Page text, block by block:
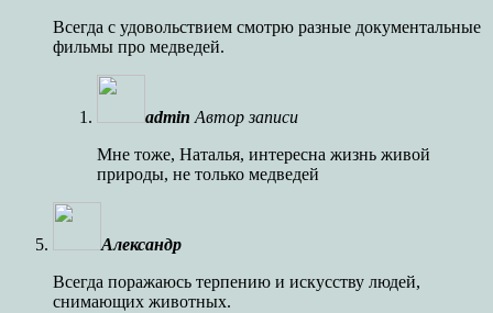
Всегда с удовольствием смотрю разные документальные
фильмы про медведей.
admin Автор записи
Мне тоже, Наталья, интересна жизнь живой
природы, не только медведей
Александр
Всегда поражаюсь терпению и искусству людей,
снимающих животных.